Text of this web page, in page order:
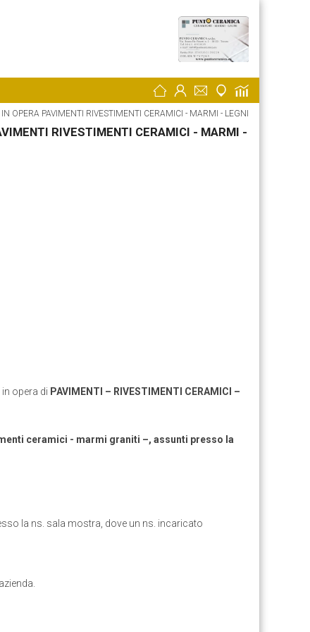
OPERA PAVIMENTI RIVESTIMENTI CERAMICI - MARMI - LEGNI
RIVESTIMENTI CERAMICI - MARMI -
opera di PAVIMENTI – RIVESTIMENTI CERAMICI –
ceramici - marmi graniti –, assunti presso la
la ns. sala mostra, dove un ns. incaricato